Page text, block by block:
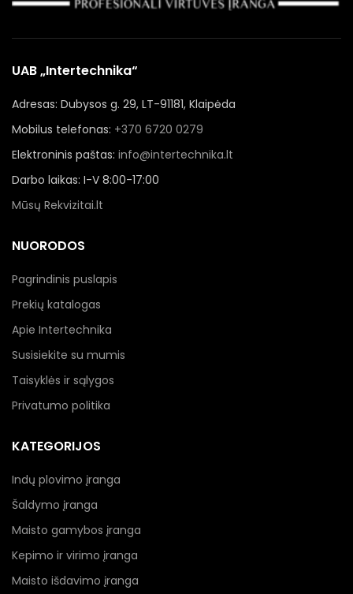
UAB „Intertechnika“
Adresas: Dubysos g. 29, LT-91181, Klaipėda
Mobilus telefonas: +370 6720 0279
Elektroninis paštas: info@intertechnika.lt
Darbo laikas: I-V 8:00-17:00
Mūsų Rekvizitai.lt
NUORODOS
Pagrindinis puslapis
Prekių katalogas
Apie Intertechnika
Susisiekite su mumis
Taisyklės ir sąlygos
Privatumo politika
KATEGORIJOS
Indų plovimo įranga
Šaldymo įranga
Maisto gamybos įranga
Kepimo ir virimo įranga
Maisto išdavimo įranga